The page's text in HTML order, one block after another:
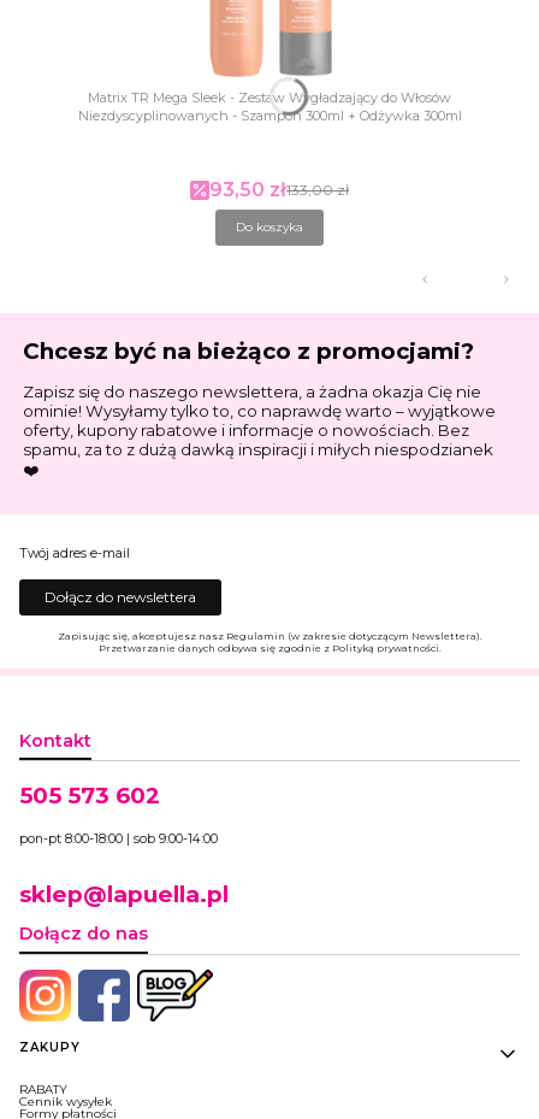
Matrix TR Mega Sleek - Zestaw Wygładzający do Włosów
Niezdyscyplinowanych - Szampon 300ml + Odżywka 300ml
Cena promocyjna
93,50 zł133,00 zł
Do koszyka
Chcesz być na bieżąco z promocjami?
Zapisz się do naszego newslettera, a żadna okazja Cię nie
ominie! Wysyłamy tylko to, co naprawdę warto – wyjątkowe
oferty, kupony rabatowe i informacje o nowościach. Bez
spamu, za to z dużą dawką inspiracji i miłych niespodzianek
❤️
Twój adres e-mail
Dołącz do newslettera
Zapisując się, akceptujesz nasz Regulamin (w zakresie dotyczącym Newslettera).
Przetwarzanie danych odbywa się zgodnie z Polityką prywatności.
Kontakt
505 573 602
pon-pt 8:00-18:00 | sob 9:00-14:00
sklep@lapuella.pl
Dołącz do nas
Linki w stopce
ZAKUPY
RABATY
Cennik wysyłek
Formy płatności